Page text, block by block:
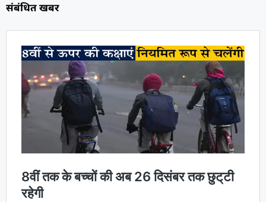
संबंधित खबर